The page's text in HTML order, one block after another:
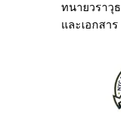
ทนายวราวุธ
และเอกสาร